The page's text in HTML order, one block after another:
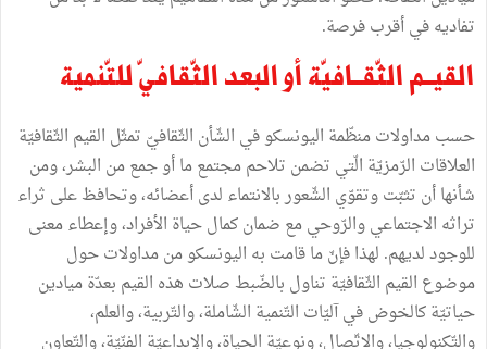
تفاديهفيأقربفرصة.
القيــم الثّقــافيّة أو البعد الثّقافيّ للتّنمية
حسبمداولاتمنظّمة اليونسكوفي الشّأن الثّقافيّ تمثّل القيم الثّقافيّة
العلاقات الرّمزيّة الّتي تضمن تلاحممجتمعماأوجمعمن البشر،ومن
شأنهاأن تثبّتوتقوّي الشّعوربالانتماء لدىأعضائه،وتحافظعلى ثراء
تراثه الاجتماعيوالرّوحيمع ضمانكمالحياة الأفراد،وإعطاءمعنى
للوجودلديهم. لهذافإنّماقامت به اليونسكومنمداولاتحول
موضوع القيم الثّقافيّة تناول بالضّبط صلات هذه القيم بعدّةميادين
حياتيّةكالخوضفيآليّات التّنمية الشّاملة،والتّربية،والعلم،